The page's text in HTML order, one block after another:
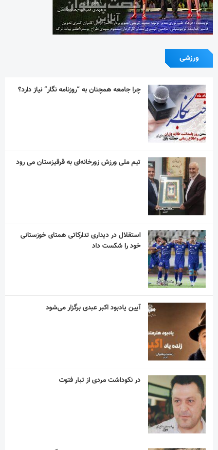
ورزشی
چرا جامعه همچنان به “روزنامه نگار” نیاز دارد؟
تیم ملی ورزش زورخانه‌ای به قرقیزستان می رود
استقلال در دیداری تدارکاتی همتای خوزستانی
خود را شکست داد
آیین یادبود اکبر عبدی برگزار می‌شود
در نکوداشت مردی از تبار فتوت